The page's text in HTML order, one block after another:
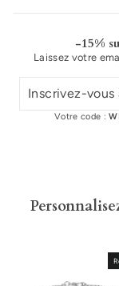
-15%
Laissez votre
VOUS
Votre code :